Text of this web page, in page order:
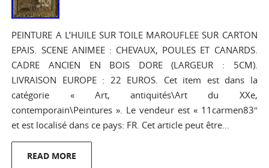
PEINTURE A L’HUILE SUR TOILE MAROUFLEE SUR CARTON
EPAIS. SCENE ANIMEE : CHEVAUX, POULES ET CANARDS.
CADRE ANCIEN EN BOIS DORE (LARGEUR : 5CM).
LIVRAISON EUROPE : 22 EUROS. Cet item est dans la
catégorie « Art, antiquités\Art du XXe,
contemporain\Peintures ». Le vendeur est « 11carmen83″
et est localisé dans ce pays: FR. Cet article peut être…
READ MORE